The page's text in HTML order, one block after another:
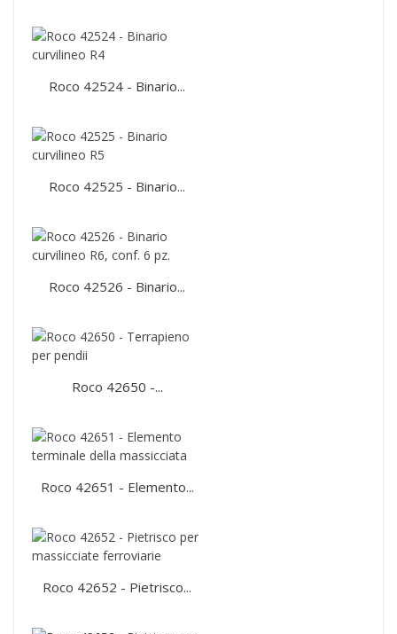
Roco 42524 - Binario...
Roco 42525 - Binario...
Roco 42526 - Binario...
Roco 42650 -...
Roco 42651 - Elemento...
Roco 42652 - Pietrisco...